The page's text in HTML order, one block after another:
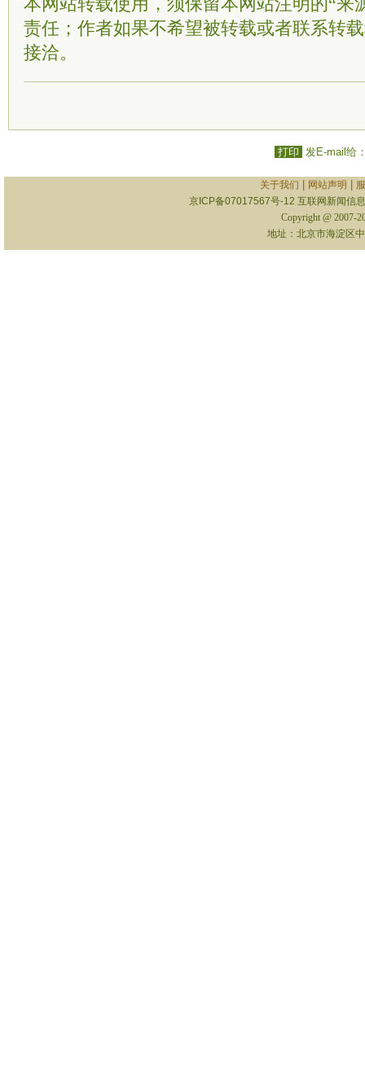
本网站转载使用，须保留本网站注明的“来
责任；作者如果不希望被转载或者联系转
接洽。
打印 发E-mail给
关于我们 网站声明
京ICP备07017567号-12 互联网新闻信
Copyright @ 2007-
地址：北京市海淀区